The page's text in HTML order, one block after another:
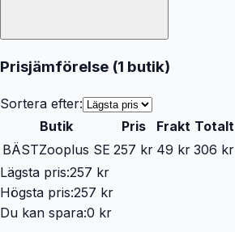
Prisjämförelse (1 butik)
Sortera efter:
Butik
Pris Frakt Totalt
BÄSTZooplus SE 257 kr 49 kr 306 kr
Lägsta pris:257 kr
Högsta pris:257 kr
Du kan spara:0 kr